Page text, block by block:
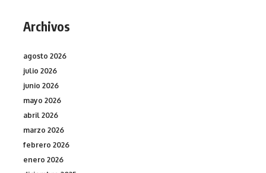
Archivos
agosto 2026
julio 2026
junio 2026
mayo 2026
abril 2026
marzo 2026
febrero 2026
enero 2026